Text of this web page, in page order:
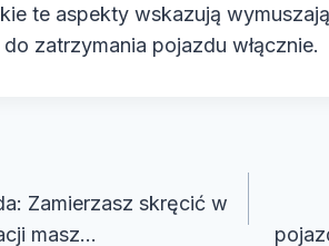
te aspekty wskazują
zatrzymania pojazdu włącznie.
Zamierzasz skręcić w
masz…